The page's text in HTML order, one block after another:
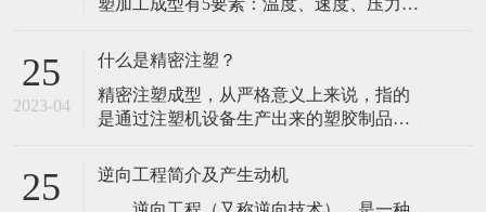
航空航天、电子、家电等众多领域，能够
金等金
塑加工成型有5要素：温度、速度、压力、
成型加工的质量。注塑加工成型中经常遇
到的品质问题，大多源于五点未控制好而
引发的品质异常。 温度是注射成型的首要
因素，温度可以分为：干燥温度、物料温
为塑料
25
2023-04
什么是精密注塑？
精密注塑成型，从严格意义上来说，指的
是通过注塑机设备生产出来的塑胶制品的
尺寸在0.01～0.001mm之间的一种注射成型
生产方式。富豪盛专门整理了什么是精密
25
逆向工程简介及产生动机